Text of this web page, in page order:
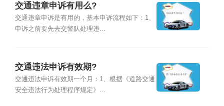
交通违章申诉有用么?
交通违章申诉是有用的，基本申诉流程如下：1、
申诉之前要先去交警队处理违...
交通违法申诉有效期?
交通违法申诉有效期一个月：1、根据《道路交通
安全违法行为处理程序规定》...